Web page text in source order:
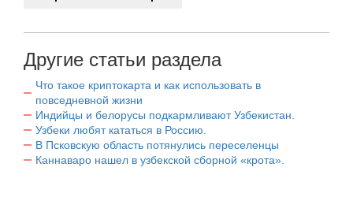
Другие статьи раздела
Что такое криптокарта и как использовать в
повседневной жизни
Индийцы и белорусы подкармливают Узбекистан.
Узбеки любят кататься в Россию.
В Псковскую область потянулись переселенцы
Каннаваро нашел в узбекской сборной «крота».